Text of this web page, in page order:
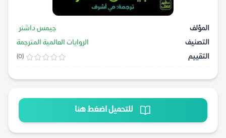
المؤلف
جيمس داشنر
التصنيف
الروايات العالمية المترجمة
التقييم
(0)
للتحميل اضغط هنا